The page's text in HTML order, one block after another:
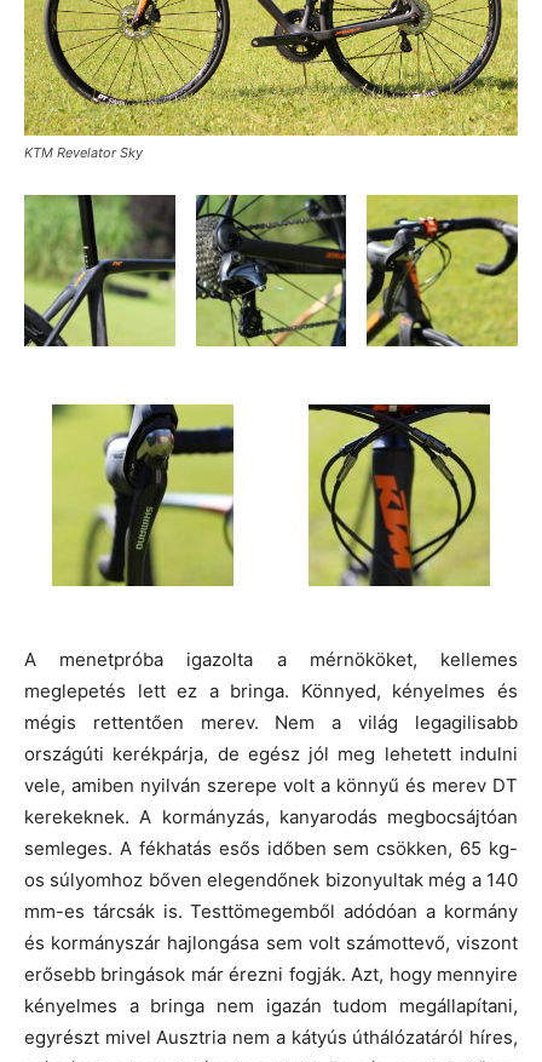
KTM Revelator Sky
A menetpróba igazolta a mérnököket, kellemes
meglepetés lett ez a bringa. Könnyed, kényelmes és
mégis rettentően merev. Nem a világ legagilisabb
országúti kerékpárja, de egész jól meg lehetett indulni
vele, amiben nyilván szerepe volt a könnyű és merev DT
kerekeknek. A kormányzás, kanyarodás megbocsájtóan
semleges. A fékhatás esős időben sem csökken, 65 kg-
os súlyomhoz bőven elegendőnek bizonyultak még a 140
mm-es tárcsák is. Testtömegemből adódóan a kormány
és kormányszár hajlongása sem volt számottevő, viszont
erősebb bringások már érezni fogják. Azt, hogy mennyire
kényelmes a bringa nem igazán tudom megállapítani,
egyrészt mivel Ausztria nem a kátyús úthálózatáról híres,